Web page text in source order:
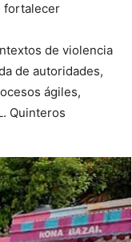
fortalecer
de violencia
de autoridades,
ágiles,
Quinteros